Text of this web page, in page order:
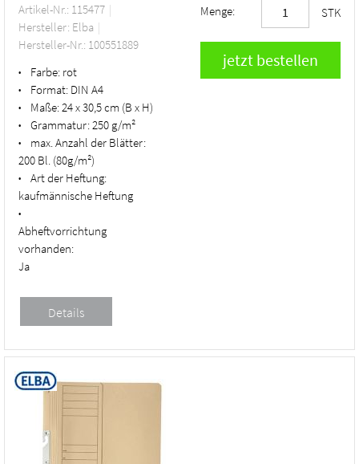
Artikel-Nr.: 115477
Hersteller: Elba
Hersteller-Nr.: 100551889
• Farbe: rot
• Format: DIN A4
• Maße:24 x 30,5 cm (B x H)
• Grammatur:250 g/m²
•
max. Anzahl der Blätter:
200 Bl. (80g/m²)
•
Art der Heftung:
kaufmännische Heftung
•
Abheftvorrichtung
vorhanden:
Ja
Menge: STK